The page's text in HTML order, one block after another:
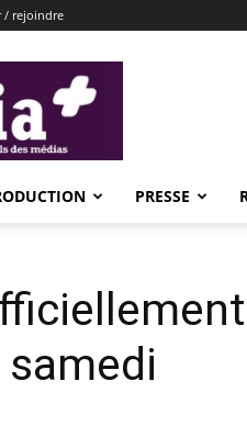
/ rejoindre
PRESSE